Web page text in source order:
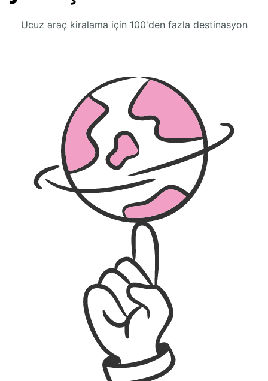
Ucuz araç kiralama için 100'den fazla destinasyon